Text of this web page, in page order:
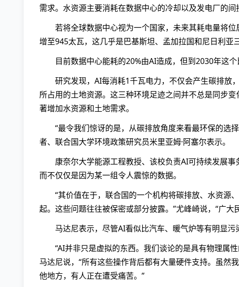
需求。水资源主要消耗在数据中心的冷却以及发电厂的间
若将全球数据中心视为一个国家，未来其耗电量将
增至945太瓦，这几乎是巴基斯坦、孟加拉国和尼日利亚
目前数据中心能耗的20%由AI造成，但到2030年这个
研究发现，AI每消耗1千瓦电力，不仅会产生碳排放
所占用的土地资源。这三种环境足迹之间并不总是同步
著增加水资源和土地需求。
“最令我们惊讶的是，从碳排放角度来看最环保的选
者、联合国大学环境政策研究员米里亚姆·阿塞尔表示。
康奈尔大学能源工程教授、该校负责AI可持续发展
而不仅仅是因为某一组令人震惊的数据。
“其价值在于，联合国的一个机构将碳排放、水资源
起。这些问题往往被保密或部分披露。”尤峰崎说，“广大
马达尼表示，尽管AI看似比汽车、暖气炉等有明显污
“AI并非只是虚拟的东西。我们谈论的是具有物理属
马达尼说，“所有这些操作背后都有大量硬件支持。虽然
他地方，有人正在遭受痛苦。”